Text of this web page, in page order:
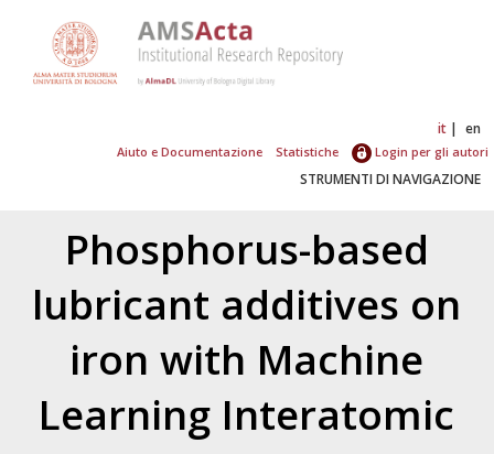
it en
Aiuto e Documentazione Statistiche Login per gli autori
STRUMENTI DI NAVIGAZIONE
Phosphorus-based
lubricant additives on
iron with Machine
Learning Interatomic